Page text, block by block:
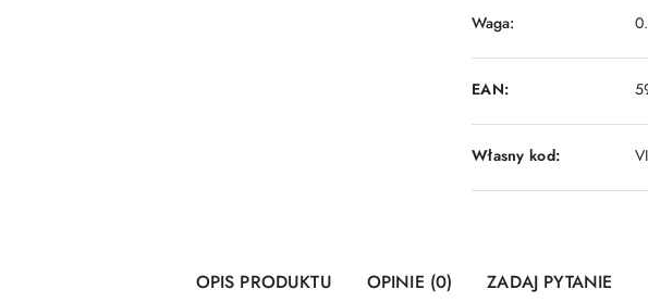
Waga:
EAN:
Własny kod:
OPIS PRODUKTU OPINIE (0) ZADAJ PYTANIE